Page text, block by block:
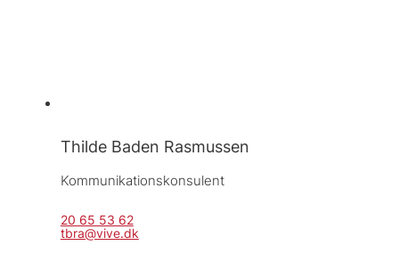
Thilde Baden Rasmussen
Kommunikationskonsulent
20 65 53 62
tbra@vive.dk